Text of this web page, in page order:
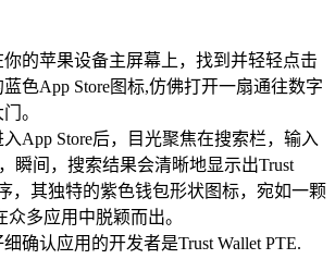
的苹果设备主屏幕上，找到并轻轻点击
色App Store图标,仿佛打开一扇通往数字
。
App Store后，目光聚焦在搜索栏，输入
，瞬间，搜索结果会清晰地显示出Trust
，其独特的紫色钱包形状图标，宛如一颗
众多应用中脱颖而出。
确认应用的开发者是Trust Wallet PTE.